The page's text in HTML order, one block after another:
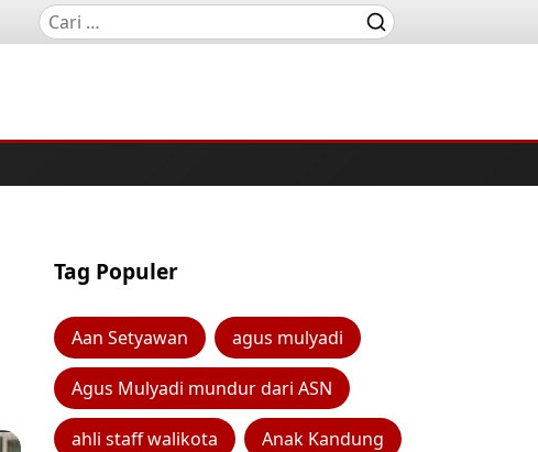
Tag Populer
Aan Setyawan agus mulyadi
Agus Mulyadi mundur dari ASN
ahli staff walikota Anak Kandung